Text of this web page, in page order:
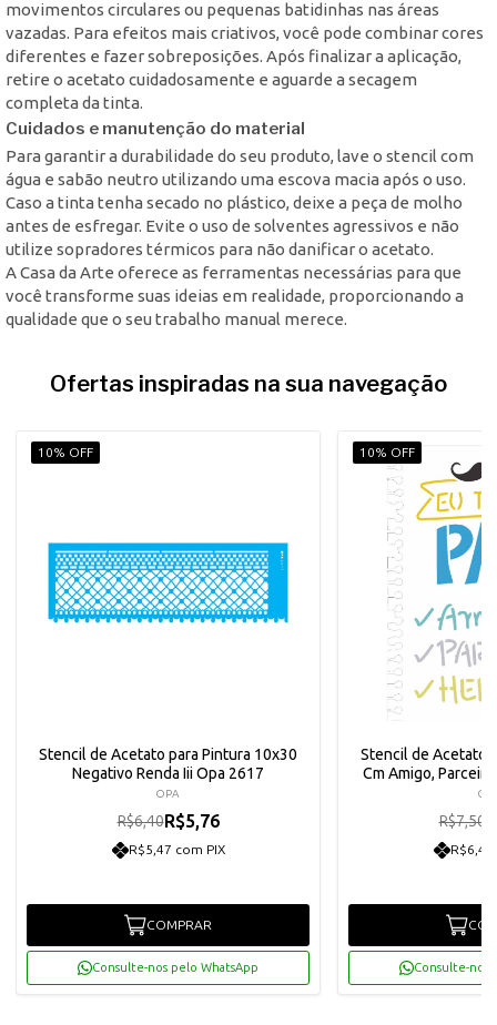
movimentos circulares ou pequenas batidinhas nas áreas
vazadas. Para efeitos mais criativos, você pode combinar cores
diferentes e fazer sobreposições. Após finalizar a aplicação,
retire o acetato cuidadosamente e aguarde a secagem
completa da tinta.
Cuidados e manutenção do material
Para garantir a durabilidade do seu produto, lave o stencil com
água e sabão neutro utilizando uma escova macia após o uso.
Caso a tinta tenha secado no plástico, deixe a peça de molho
antes de esfregar. Evite o uso de solventes agressivos e não
utilize sopradores térmicos para não danificar o acetato.
A Casa da Arte oferece as ferramentas necessárias para que
você transforme suas ideias em realidade, proporcionando a
qualidade que o seu trabalho manual merece.
Ofertas inspiradas na sua navegação
10% OFF
Stencil de Acetato para Pintura 10x30
Negativo Renda Iii Opa 2617
OPA
R$6,40R$5,76
R$5,47 com PIX
COMPRAR
Consulte-nos pelo WhatsApp
10% OFF
Stencil de Acetato
Cm Amigo,
R$7,50
R$6,41
Consulte-nos